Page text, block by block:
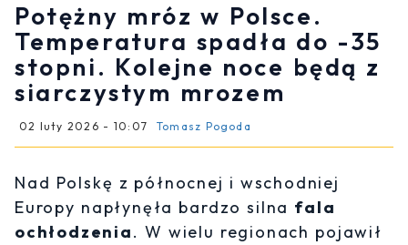
Potężny mróz w Polsce.
Temperatura spadła do -35
stopni. Kolejne noce będą z
siarczystym mrozem
02 luty 2026 - 10:07 Tomasz Pogoda
Nad Polskę z północnej i wschodniej
Europy napłynęła bardzo silna fala
ochłodzenia. W wielu regionach pojawił